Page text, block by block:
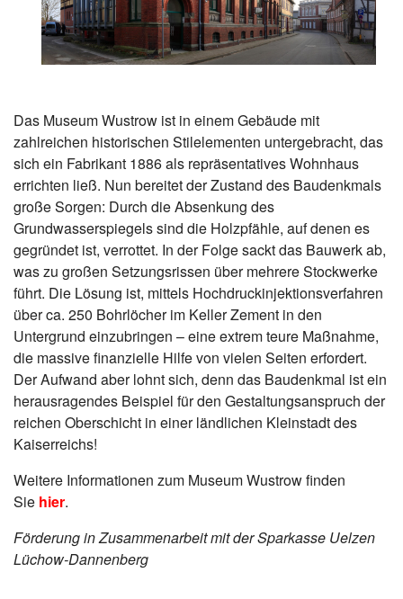
Das Museum Wustrow ist in einem Gebäude mit
zahlreichen historischen Stilelementen untergebracht, das
sich ein Fabrikant 1886 als repräsentatives Wohnhaus
errichten ließ. Nun bereitet der Zustand des Baudenkmals
große Sorgen: Durch die Absenkung des
Grundwasserspiegels sind die Holzpfähle, auf denen es
gegründet ist, verrottet. In der Folge sackt das Bauwerk ab,
was zu großen Setzungsrissen über mehrere Stockwerke
führt. Die Lösung ist, mittels Hochdruckinjektionsverfahren
über ca. 250 Bohrlöcher im Keller Zement in den
Untergrund einzubringen – eine extrem teure Maßnahme,
die massive finanzielle Hilfe von vielen Seiten erfordert.
Der Aufwand aber lohnt sich, denn das Baudenkmal ist ein
herausragendes Beispiel für den Gestaltungsanspruch der
reichen Oberschicht in einer ländlichen Kleinstadt des
Kaiserreichs!
Weitere Informationen zum Museum Wustrow finden
Sie hier.
Förderung in Zusammenarbeit mit der Sparkasse Uelzen
Lüchow-Dannenberg